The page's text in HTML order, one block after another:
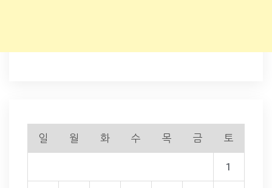
일 월 화 수 목 금 토
1